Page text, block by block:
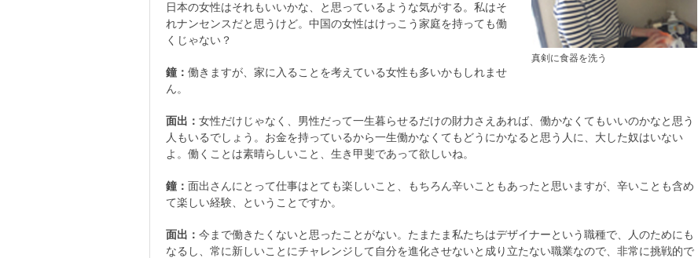
真剣に食器を洗う
日本の女性はそれもいいかな、と思っているような気がする。私はそ
れナンセンスだと思うけど。中国の女性はけっこう家庭を持っても働
くじゃない？
鐘： 働きますが、家に入ることを考えている女性も多いかもしれませ
ん。
面出： 女性だけじゃなく、男性だって一生暮らせるだけの財力さえあれば、働かなくてもいいのかなと思う
人もいるでしょう。お金を持っているから一生働かなくてもどうにかなると思う人に、大した奴はいない
よ。働くことは素晴らしいこと、生き甲斐であって欲しいね。
鐘： 面出さんにとって仕事はとても楽しいこと、もちろん辛いこともあったと思いますが、辛いことも含め
て楽しい経験、ということですか。
面出： 今まで働きたくないと思ったことがない。たまたま私たちはデザイナーという職種で、人のためにも
なるし、常に新しいことにチャレンジして自分を進化させないと成り立たない職業なので、非常に挑戦的で